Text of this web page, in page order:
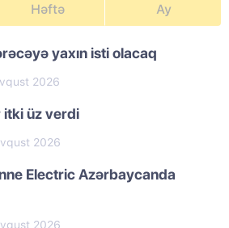
Həftə Ay
yaxın isti olacaq
2026
itki üz verdi
2026
Electric Azərbaycanda
2026